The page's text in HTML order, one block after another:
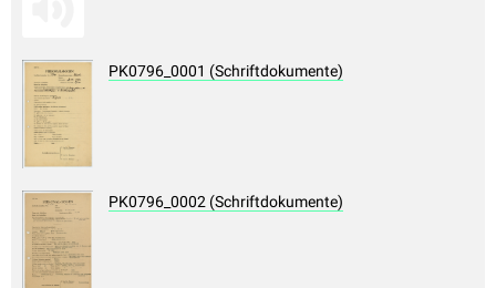
PK0796_0001 (Schriftdokumente)
PK0796_0002 (Schriftdokumente)